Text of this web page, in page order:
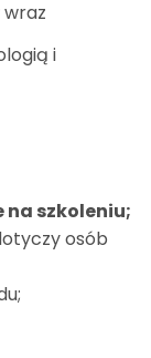
i
szkoleniu;
osób